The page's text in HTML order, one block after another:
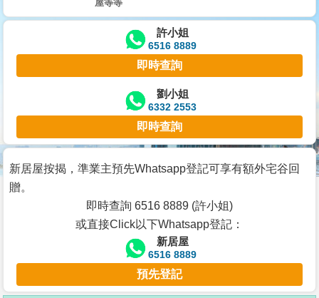
交
業
主
宅
谷
按
客
屋等等
許小姐
6516 8889
即時查詢
劉小姐
6332 2553
即時查詢
新居屋按揭，準業主預先Whatsapp登記可享有額外宅谷回
贈。
即時查詢 6516 8889 (許小姐)
或直接Click以下Whatsapp登記：
新居屋
6516 8889
預先登記